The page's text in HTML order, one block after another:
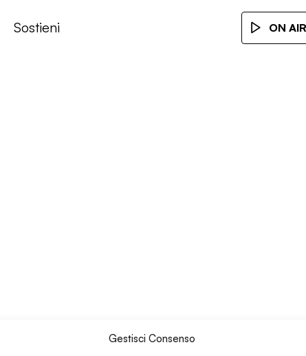
Gestisci Consenso
Sostieni ON